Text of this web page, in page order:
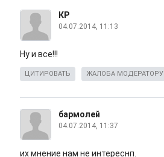
КР
04.07.2014, 11:13
Ну и все!!!
ЦИТИРОВАТЬ ЖАЛОБА МОДЕРАТОРУ
бармолей
04.07.2014, 11:37
их мнение нам не интереснп.